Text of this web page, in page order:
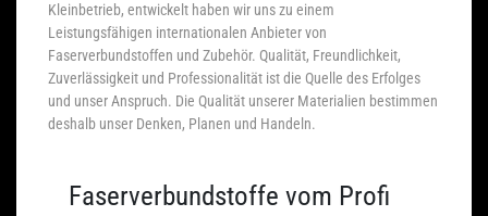
Kleinbetrieb, entwickelt haben wir uns zu einem
Leistungsfähigen internationalen Anbieter von
Faserverbundstoffen und Zubehör. Qualität, Freundlichkeit,
Zuverlässigkeit und Professionalität ist die Quelle des Erfolges
und unser Anspruch. Die Qualität unserer Materialien bestimmen
deshalb unser Denken, Planen und Handeln.
Faserverbundstoffe vom Profi